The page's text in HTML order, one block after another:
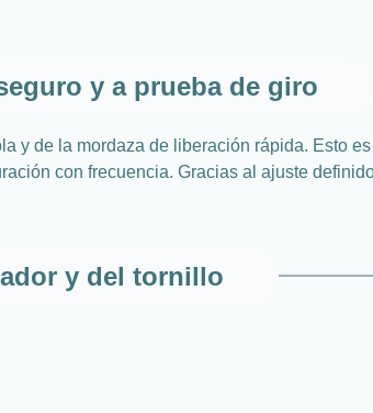
y a prueba de giro
y de la mordaza de liberación rápida. Esto
con frecuencia. Gracias al ajuste
y del tornillo